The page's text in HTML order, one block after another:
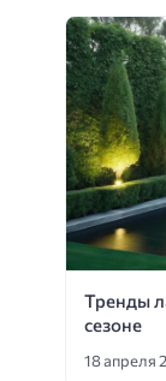
Тренды
сезоне
18 апреля